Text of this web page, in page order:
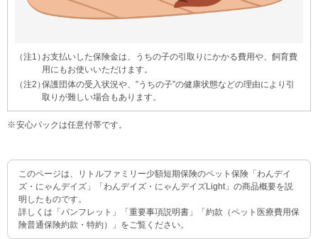
お支払いした保険金は、うちの子の引取りにかかる費用や、飼育費
用にもお使いいただけます。
保護団体の受入状況や、”うちの子”の健康状態などの理由により引
取りが難しい場合もあります。
安心パックは任意付帯です。
このページは、リトルファミリー少額短期保険のペット保険「わんデイ
ズ・にゃんデイズ」「わんデイズ・にゃんデイズLight」の商品概要を説
明したものです。
詳しくは「パンフレット」「重要事項説明書」「約款（ペット医療費用保
険普通保険約款・特約）」をご覧ください。